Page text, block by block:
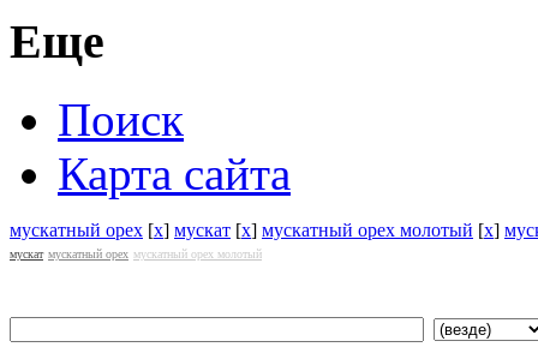
Еще
Поиск
Карта сайта
мускатный орех [x] мускат [x] мускатный орех молотый [x]
мускат мускатный орех мускатный орех молотый